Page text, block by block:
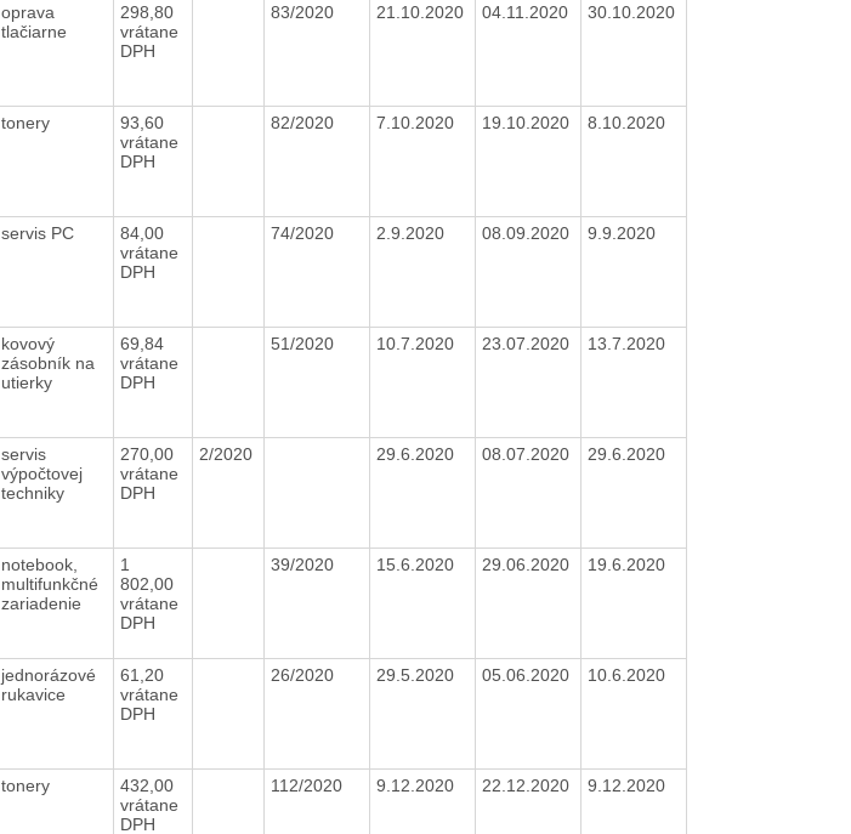
oprava
tlačiarne
298,80
vrátane
DPH
83/2020 21.10.2020 04.11.2020 30.10.2020
tonery
93,60
vrátane
DPH
82/2020 7.10.2020 19.10.2020 8.10.2020
servis PC
84,00
vrátane
DPH
74/2020 2.9.2020 08.09.2020 9.9.2020
kovový
zásobník na
utierky
69,84
vrátane
DPH
51/2020 10.7.2020 23.07.2020 13.7.2020
servis
výpočtovej
techniky
270,00
vrátane
DPH
2/2020 29.6.2020 08.07.2020 29.6.2020
notebook,
multifunkčné
zariadenie
1
802,00
vrátane
DPH
39/2020 15.6.2020 29.06.2020 19.6.2020
jednorázové
rukavice
61,20
vrátane
DPH
26/2020 29.5.2020 05.06.2020 10.6.2020
tonery
432,00
vrátane
DPH
112/2020 9.12.2020 22.12.2020 9.12.2020